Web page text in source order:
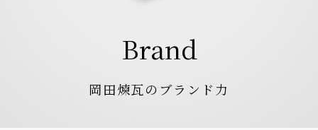
Brand
岡田煉瓦のブランド力